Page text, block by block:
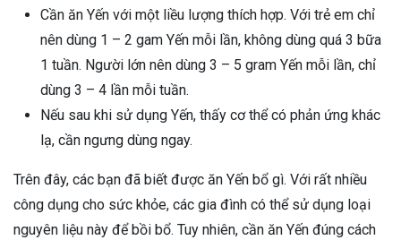
Cần ăn Yến với một liều lượng thích hợp. Với trẻ em chỉ
nên dùng 1 – 2 gam Yến mỗi lần, không dùng quá 3 bữa
1 tuần. Người lớn nên dùng 3 – 5 gram Yến mỗi lần, chỉ
dùng 3 – 4 lần mỗi tuần.
Nếu sau khi sử dụng Yến, thấy cơ thể có phản ứng khác
lạ, cần ngưng dùng ngay.
Trên đây, các bạn đã biết được ăn Yến bổ gì. Với rất nhiều
công dụng cho sức khỏe, các gia đình có thể sử dụng loại
nguyên liệu này để bồi bổ. Tuy nhiên, cần ăn Yến đúng cách